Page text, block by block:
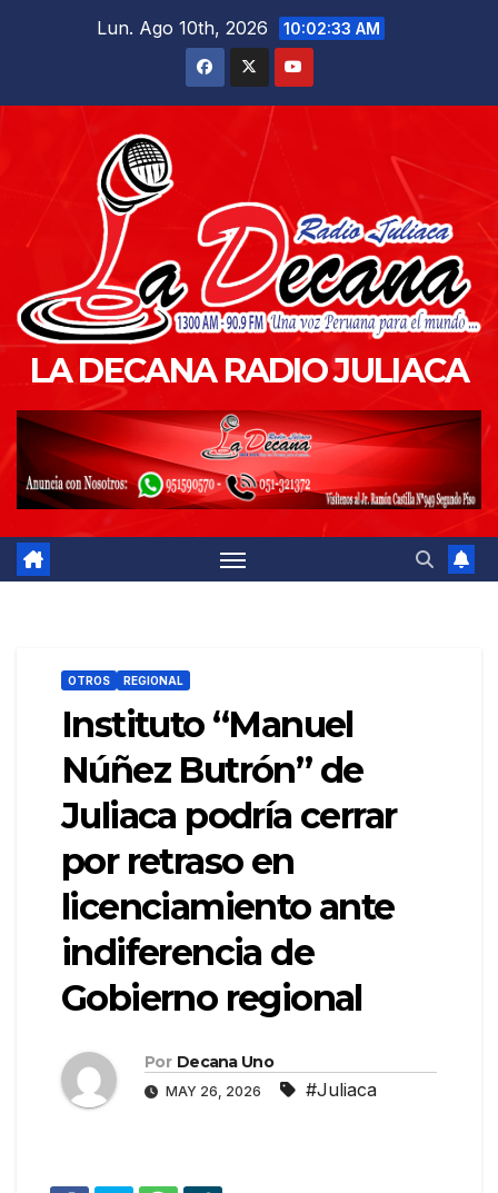
Lun. Ago 10th, 2026 10:02:34 AM
LA DECANA RADIO JULIACA
OTROS REGIONAL
Instituto “Manuel
Núñez Butrón” de
Juliaca podría cerrar
por retraso en
licenciamiento ante
indiferencia de
Gobierno regional
Por Decana Uno
MAY 26, 2026 #Juliaca